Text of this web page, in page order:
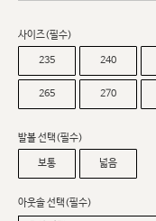
사이즈(필수)
235 240
265 270
발볼 선택(필수)
보통 넓음
아웃솔 선택(필수)